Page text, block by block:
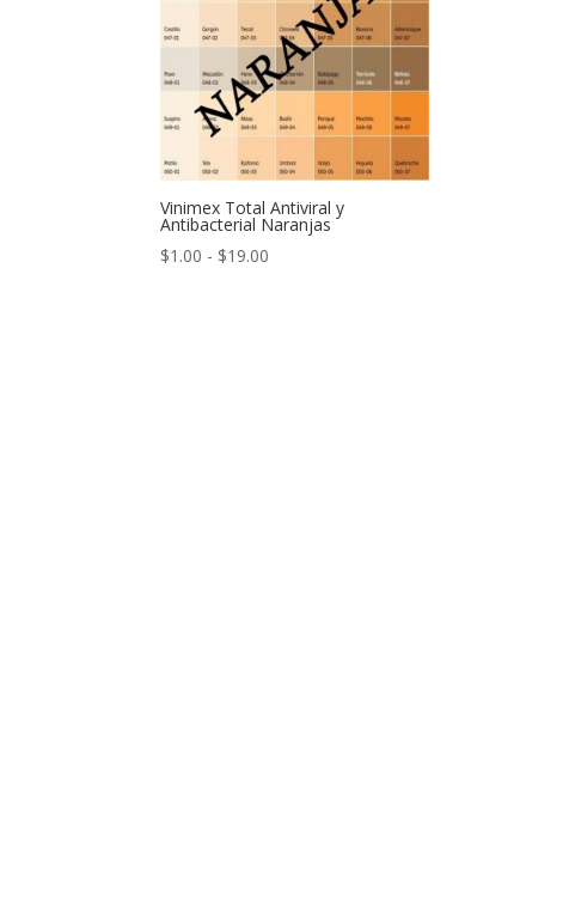
Vinimex Total Antiviral y
Antibacterial Naranjas
$1.00 - $19.00